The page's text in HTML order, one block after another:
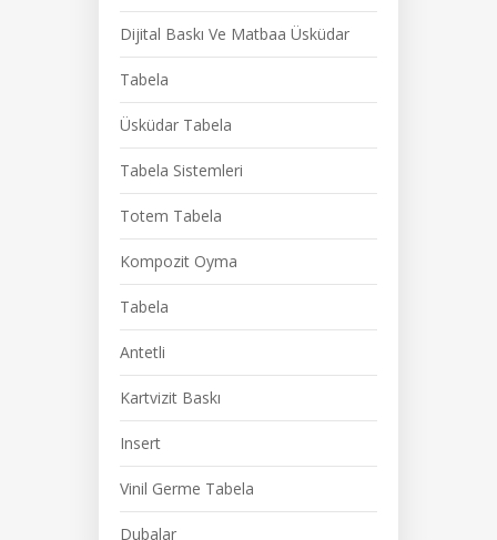
Dijital Baskı Ve Matbaa Üsküdar
Tabela
Üsküdar Tabela
Tabela Sistemleri
Totem Tabela
Kompozit Oyma
Tabela
Antetli
Kartvizit Baskı
Insert
Vinil Germe Tabela
Dubalar